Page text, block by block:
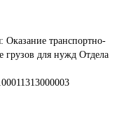
Оказание транспортно-
грузов для нужд Отдела